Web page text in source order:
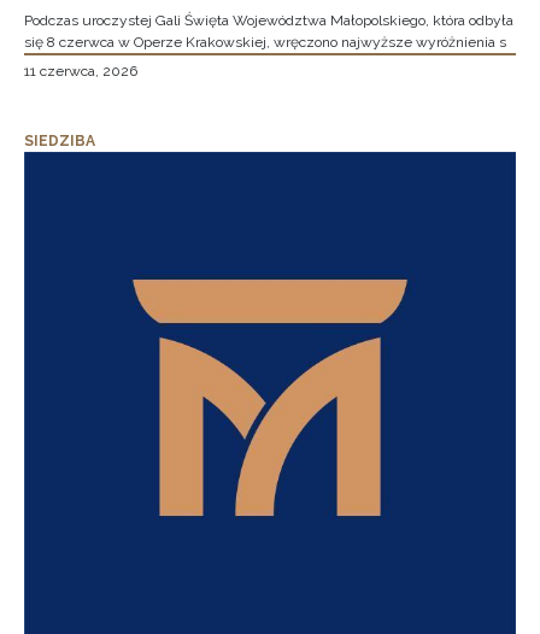
Podczas uroczystej Gali Święta Województwa Małopolskiego, która odbyła
się 8 czerwca w Operze Krakowskiej, wręczono najwyższe wyróżnienia s
11 czerwca, 2026
SIEDZIBA